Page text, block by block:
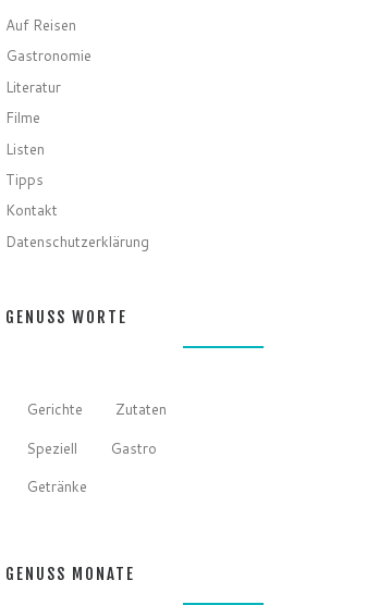
Auf Reisen
Gastronomie
Literatur
Filme
Listen
Tipps
Kontakt
Datenschutzerklärung
GENUSS WORTE
Gerichte
Zutaten
Speziell
Gastro
Getränke
GENUSS MONATE